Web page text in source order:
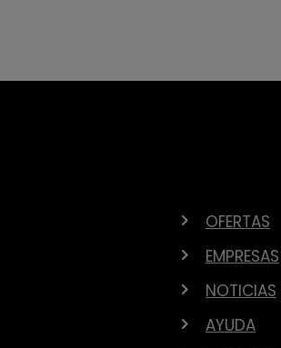
OFERTAS
EMPRESAS
NOTICIAS
AYUDA